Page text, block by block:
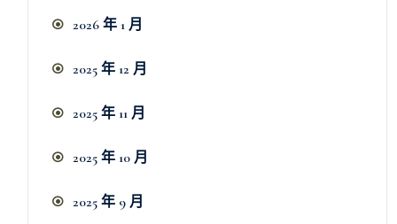
2026 年 1 月
2025 年 12 月
2025 年 11 月
2025 年 10 月
2025 年 9 月